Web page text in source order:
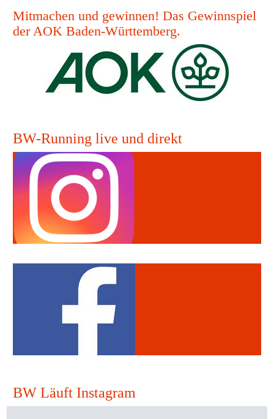
Mitmachen und gewinnen! Das Gewinnspiel
der AOK Baden-Württemberg.
BW-Running live und direkt
BW Läuft Instagram